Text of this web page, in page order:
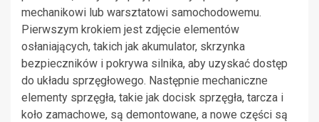
mechanikowi lub warsztatowi samochodowemu.
Pierwszym krokiem jest zdjęcie elementów
osłaniających, takich jak akumulator, skrzynka
bezpieczników i pokrywa silnika, aby uzyskać dostęp
do układu sprzęgłowego. Następnie mechaniczne
elementy sprzęgła, takie jak docisk sprzęgła, tarcza i
koło zamachowe, są demontowane, a nowe części są